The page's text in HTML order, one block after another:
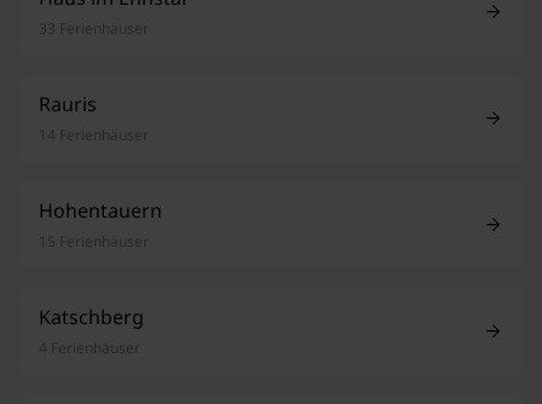
33 Ferienhäuser
Rauris
14 Ferienhäuser
Hohentauern
15 Ferienhäuser
Katschberg
4 Ferienhäuser